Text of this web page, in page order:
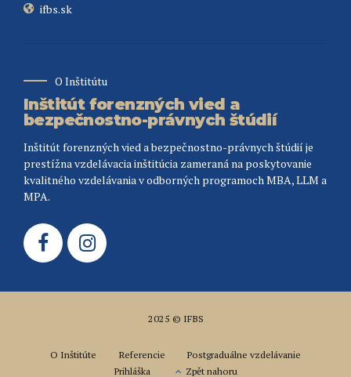
ifbs.sk
O Inštitútu
Inštitút forenzných vied a
bezpečnostno-právnych štúdií
Inštitút forenzných vied a bezpečnostno-právnych štúdií je
prestížna vzdelávacia inštitúcia zameraná na poskytovanie
kvalitného vzdelávania v odborných programoch MBA, LLM a
MPA.
2025 © IFBS
O Inštitúte Referencie
Postgraduálne vzdelávanie
Prihláška
Zpět nahoru